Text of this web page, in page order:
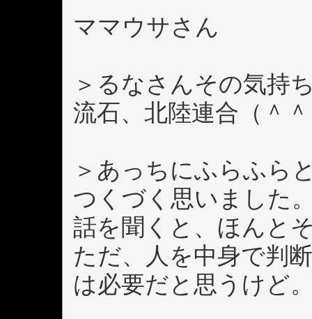
ママウサさん
＞るなさんその気持
流石、北陸連合（＾
＞あっちにふらふら
つくづく思いました
話を聞くと、ほんと
ただ、人を中身で判
は必要だと思うけど